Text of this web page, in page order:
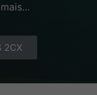
2CX